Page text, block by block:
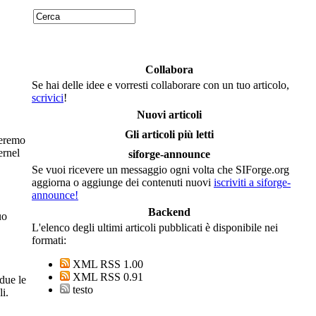
le
Collabora
Se hai delle idee e vorresti collaborare con un tuo articolo,
scrivici!
Nuovi articoli
Gli articoli più letti
siforge-announce
Se vuoi ricevere un messaggio ogni volta che SIForge.org
aggiorna o aggiunge dei contenuti nuovi iscriviti a siforge-
announce!
Backend
L'elenco degli ultimi articoli pubblicati è disponibile nei
formati:
XML RSS 1.00
XML RSS 0.91
testo